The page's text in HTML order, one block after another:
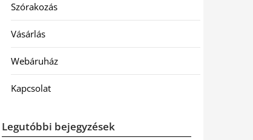
Szórakozás
Vásárlás
Webáruház
Kapcsolat
Legutóbbi bejegyzések